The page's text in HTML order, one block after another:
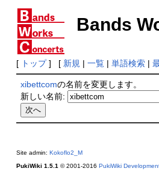
Bands
[ トップ] [ 新規 | 一覧| 単語検索|
xibettcomの名前を変更します。
新しい名前:
Site admin: Kokoflo2_M
PukiWiki 1.5.1 © 2001-2016 PukiWiki